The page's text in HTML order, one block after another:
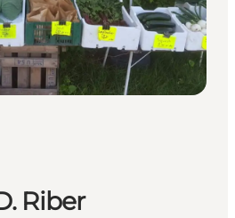
Riber